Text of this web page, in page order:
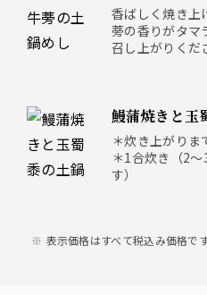
香ばしく焼き上
蒡の香りがタマ
召し上がりくだ
＊炊き上がり
＊1合炊き（2
鰻蒲焼きと
＊炊き上がり
＊1合炊き（2
す）
表示価格はすべて税込み価格です